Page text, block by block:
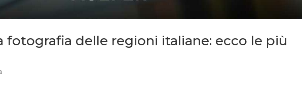
fotografia delle regioni italiane: ecco le più